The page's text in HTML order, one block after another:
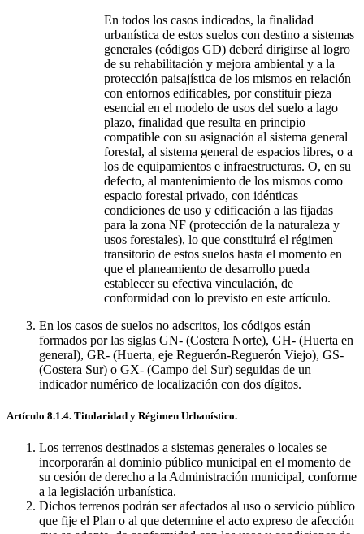
En todos los casos indicados, la finalidad
urbanística de estos suelos con destino a sistemas
generales (códigos GD) deberá dirigirse al logro
de su rehabilitación y mejora ambiental y a la
protección paisajística de los mismos en relación
con entornos edificables, por constituir pieza
esencial en el modelo de usos del suelo a lago
plazo, finalidad que resulta en principio
compatible con su asignación al sistema general
forestal, al sistema general de espacios libres, o a
los de equipamientos e infraestructuras. O, en su
defecto, al mantenimiento de los mismos como
espacio forestal privado, con idénticas
condiciones de uso y edificación a las fijadas
para la zona NF (protección de la naturaleza y
usos forestales), lo que constituirá el régimen
transitorio de estos suelos hasta el momento en
que el planeamiento de desarrollo pueda
establecer su efectiva vinculación, de
conformidad con lo previsto en este artículo.
En los casos de suelos no adscritos, los códigos están
formados por las siglas GN- (Costera Norte), GH- (Huerta en
general), GR- (Huerta, eje Reguerón-Reguerón Viejo), GS-
(Costera Sur) o GX- (Campo del Sur) seguidas de un
indicador numérico de localización con dos dígitos.
Artículo 8.1.4. Titularidad y Régimen Urbanístico.
Los terrenos destinados a sistemas generales o locales se
incorporarán al dominio público municipal en el momento de
su cesión de derecho a la Administración municipal, conforme
a la legislación urbanística.
Dichos terrenos podrán ser afectados al uso o servicio público
que fije el Plan o al que determine el acto expreso de afección